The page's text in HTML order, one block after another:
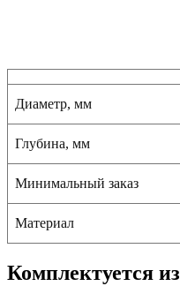
Диаметр, мм
Глубина, мм
Минимальный заказ
Материал
Комплектуется из